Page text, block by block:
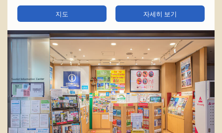
지도 자세히 보기